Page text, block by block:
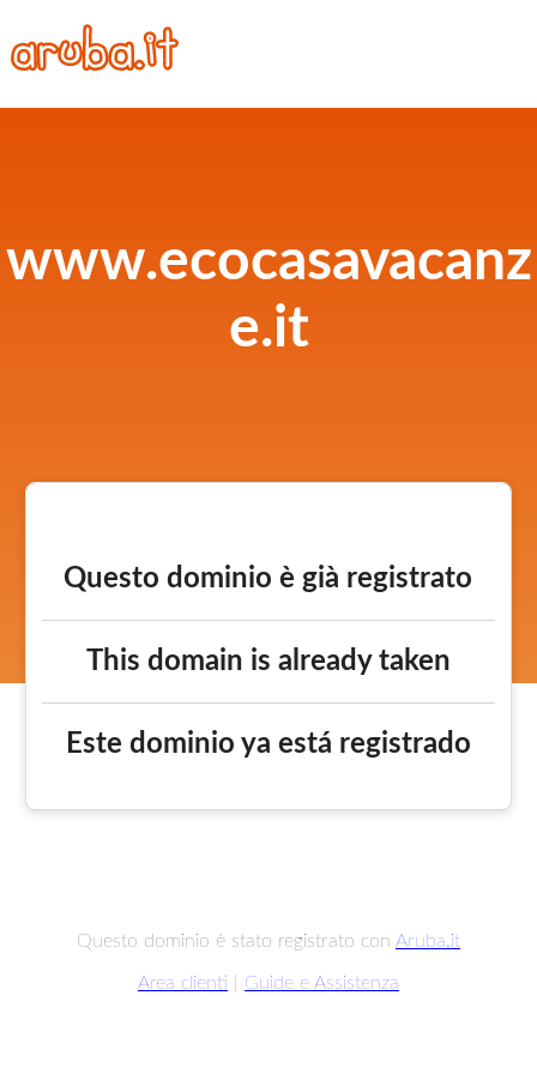
www.ecocasavacanz
e.it
Questo dominio è già registrato
This domain is already taken
Este dominio ya está registrado
Questo dominio è stato registrato con Aruba.it
Area clienti Guide e Assistenza